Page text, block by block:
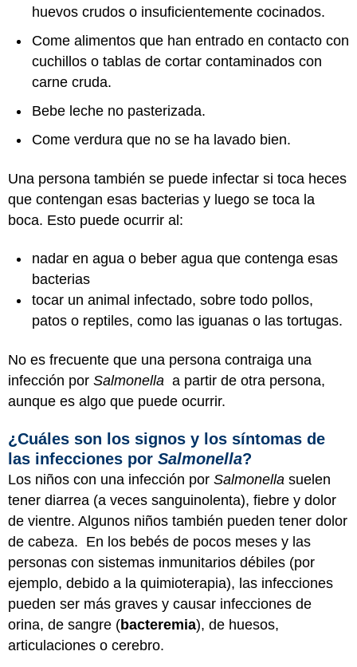
huevos crudos o insuficientemente cocinados.
Come alimentos que han entrado en contacto con
cuchillos o tablas de cortar contaminados con
carne cruda.
Bebe leche no pasterizada.
Come verdura que no se ha lavado bien.
Una persona también se puede infectar si toca heces
que contengan esas bacterias y luego se toca la
boca. Esto puede ocurrir al:
nadar en agua o beber agua que contenga esas
bacterias
tocar un animal infectado, sobre todo pollos,
patos o reptiles, como las iguanas o las tortugas.
No es frecuente que una persona contraiga una
infección por Salmonella a partir de otra persona,
aunque es algo que puede ocurrir.
¿Cuáles son los signos y los síntomas de
las infecciones por Salmonella?
Los niños con una infección por Salmonella suelen
tener diarrea (a veces sanguinolenta), fiebre y dolor
de vientre. Algunos niños también pueden tener dolor
de cabeza. En los bebés de pocos meses y las
personas con sistemas inmunitarios débiles (por
ejemplo, debido a la quimioterapia), las infecciones
pueden ser más graves y causar infecciones de
orina, de sangre (bacteremia), de huesos,
articulaciones o cerebro.